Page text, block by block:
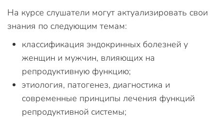
На курсе слушатели могут актуализировать свои
знания по следующим темам:
классификация эндокринных болезней у
женщин и мужчин, влияющих на
репродуктивную функцию;
этиология, патогенез, диагностика и
современные принципы лечения функций
репродуктивной системы;